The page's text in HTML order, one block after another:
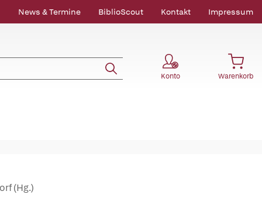
News & Termine BiblioScout Kontakt Impressum
Konto Warenkorb
(Hg.)